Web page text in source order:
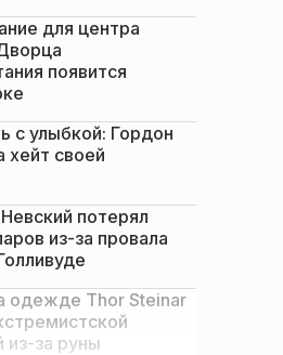
для центра
появится
с улыбкой: Гордон
хейт своей
потерял
из-за провала
одежде Thor Steinar
из-за руны